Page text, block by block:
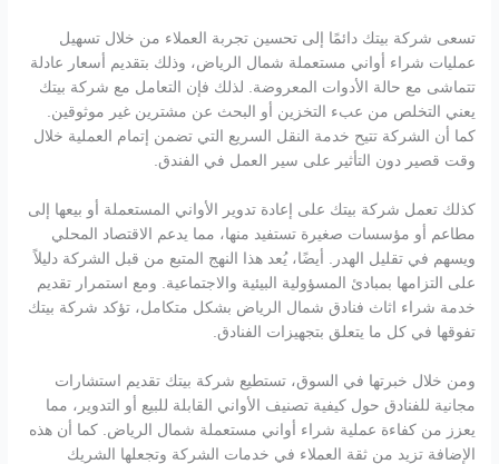
تسعى شركة بيتك دائمًا إلى تحسين تجربة العملاء من خلال تسهيل
عمليات شراء أواني مستعملة شمال الرياض، وذلك بتقديم أسعار عادلة
تتماشى مع حالة الأدوات المعروضة. لذلك فإن التعامل مع شركة بيتك
يعني التخلص من عبء التخزين أو البحث عن مشترين غير موثوقين.
كما أن الشركة تتيح خدمة النقل السريع التي تضمن إتمام العملية خلال
وقت قصير دون التأثير على سير العمل في الفندق.
كذلك تعمل شركة بيتك على إعادة تدوير الأواني المستعملة أو بيعها إلى
مطاعم أو مؤسسات صغيرة تستفيد منها، مما يدعم الاقتصاد المحلي
ويسهم في تقليل الهدر. أيضًا، يُعد هذا النهج المتبع من قبل الشركة دليلاً
على التزامها بمبادئ المسؤولية البيئية والاجتماعية. ومع استمرار تقديم
خدمة شراء اثاث فنادق شمال الرياض بشكل متكامل، تؤكد شركة بيتك
تفوقها في كل ما يتعلق بتجهيزات الفنادق.
ومن خلال خبرتها في السوق، تستطيع شركة بيتك تقديم استشارات
مجانية للفنادق حول كيفية تصنيف الأواني القابلة للبيع أو التدوير، مما
يعزز من كفاءة عملية شراء أواني مستعملة شمال الرياض. كما أن هذه
الإضافة تزيد من ثقة العملاء في خدمات الشركة وتجعلها الشريك